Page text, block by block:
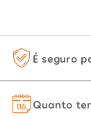
É seguro
Quanto